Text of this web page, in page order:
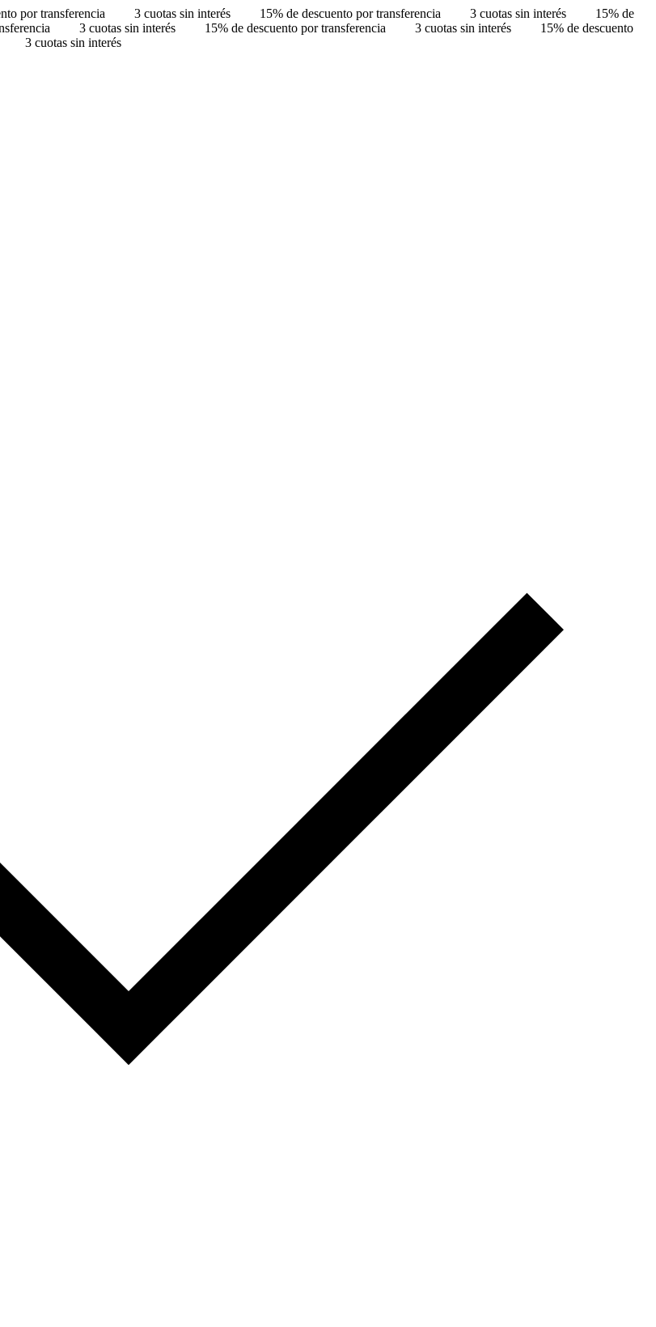
por transferencia 3 cuotas sin interés 15% de descuento por transferencia 3 cuotas sin interés
15% de
3 cuotas sin interés 15% de descuento por transferencia 3 cuotas sin interés
15% de descuento
3 cuotas sin interés